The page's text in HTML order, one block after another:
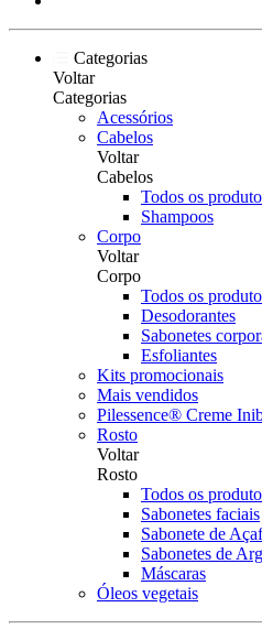
Categorias
Voltar
Categorias
Acessórios
Cabelos
Voltar
Cabelos
Todos os
Shampoos
Corpo
Voltar
Corpo
Todos os
Desodorantes
Sabonetes
Esfoliantes
Kits promocionais
Mais vendidos
Pilessence® Creme
Rosto
Voltar
Rosto
Todos os
Sabonetes faciais
Sabonete de
Sabonetes de
Máscaras
Óleos vegetais